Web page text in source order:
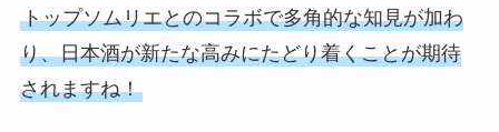
トップソムリエとのコラボで多角的な知見が加わ
り、日本酒が新たな高みにたどり着くことが期待
されますね！